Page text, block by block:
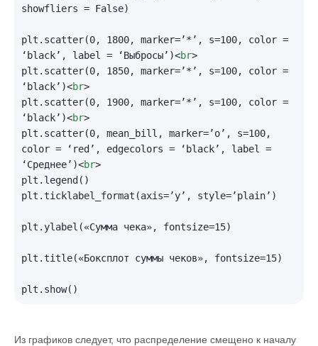
showfliers = False)
plt.scatter(0, 1800, marker=’*’, s=100, color =
‘black’, label = ‘Выбросы’)<br>
plt.scatter(0, 1850, marker=’*’, s=100, color =
‘black’)<br>
plt.scatter(0, 1900, marker=’*’, s=100, color =
‘black’)<br>
plt.scatter(0, mean_bill, marker=’o’, s=100,
color = ‘red’, edgecolors = ‘black’, label =
‘Среднее’)<br>
plt.legend()
plt.ticklabel_format(axis=’y’, style=’plain’)
plt.ylabel(«Сумма чека», fontsize=15)
plt.title(«Боксплот суммы чеков», fontsize=15)
Из графиков следует, что распределение смещено к началу